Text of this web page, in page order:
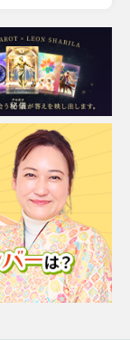
を手に入れましょう。